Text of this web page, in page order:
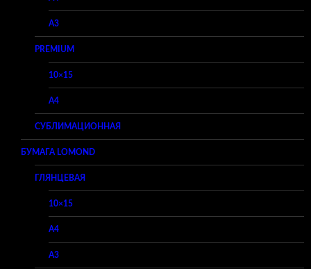
A3
PREMIUM
10×15
A4
СУБЛИМАЦИОННАЯ
БУМАГА LOMOND
ГЛЯНЦЕВАЯ
10×15
A4
A3